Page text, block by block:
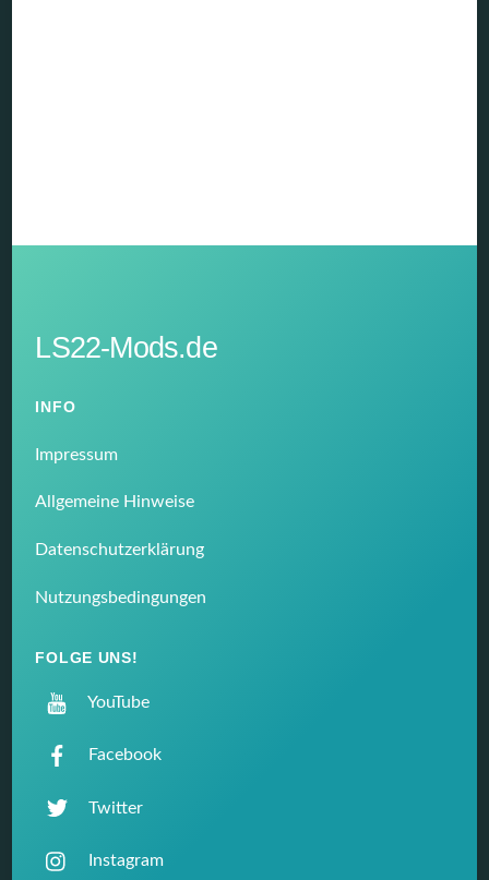
LS22-Mods.de
INFO
Impressum
Allgemeine Hinweise
Datenschutzerklärung
Nutzungsbedingungen
FOLGE UNS!
YouTube
Facebook
Twitter
Instagram